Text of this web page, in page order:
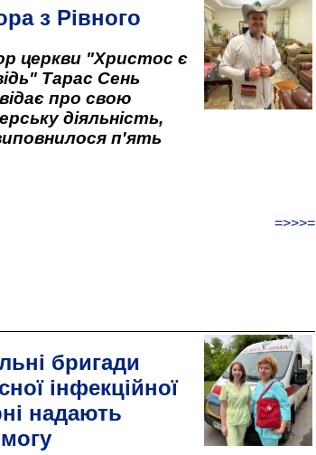
з Рівного
церкви "Христос є
Тарас Сень
про свою
діяльність,
п'ять
=>>>=
бригади
інфекційної
надають